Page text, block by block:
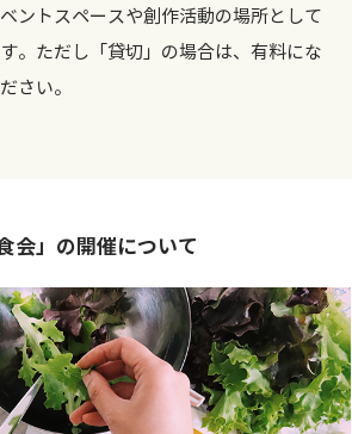
ントスペースや創作活動の場所として
。ただし「貸切」の場合は、有料にな
さい。
会」の開催について